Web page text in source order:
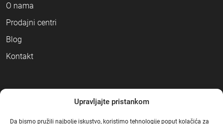
Upravljajte pristankom
Da bismo pružili najbolje iskustvo, koristimo tehnologije poput kolačića za
O nama
Prodajni centri
Blog
Kontakt